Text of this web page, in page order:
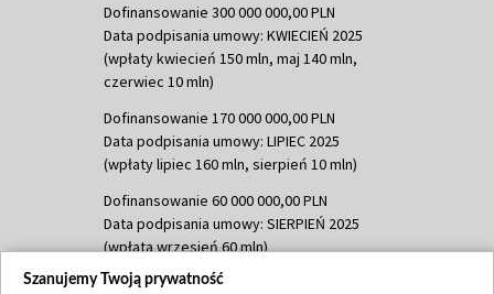
Dofinansowanie 300 000 000,00 PLN
Data podpisania umowy: KWIECIEŃ 2025
(wpłaty kwiecień 150 mln, maj 140 mln,
czerwiec 10 mln)
Dofinansowanie 170 000 000,00 PLN
Data podpisania umowy: LIPIEC 2025
(wpłaty lipiec 160 mln, sierpień 10 mln)
Dofinansowanie 60 000 000,00 PLN
Data podpisania umowy: SIERPIEŃ 2025
(wpłata wrzesień 60 mln)
Dofinansowanie 635 783 051,21 PLN
Szanujemy Twoją prywatność